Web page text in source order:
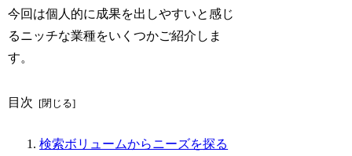
今回は個人的に成果を出しやすいと感じ
るニッチな業種をいくつかご紹介しま
す。
目次
検索ボリュームからニーズを探る